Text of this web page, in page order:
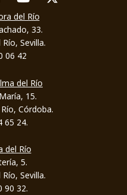
del Río
33.
Sevilla.
06 42
del Río
15.
Córdoba.
65 24.
del Río
5.
Sevilla.
90 32.